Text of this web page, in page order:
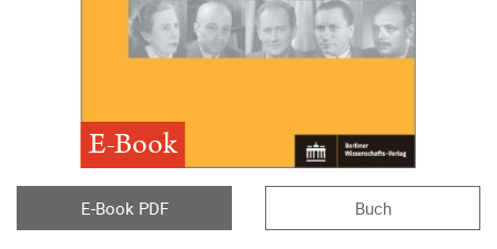
E-Book
E-Book PDF Buch